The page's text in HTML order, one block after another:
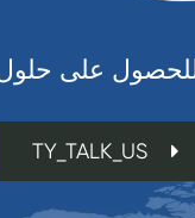
للحصول على
TY_TALK_US